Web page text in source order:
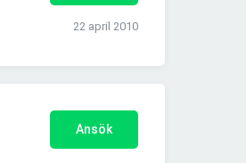
22 april 2010
Ansök